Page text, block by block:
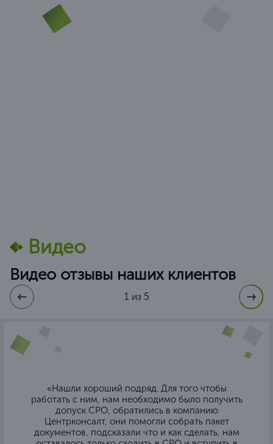
Видео
Видео отзывы наших клиентов
1 из 5
«Нашли хороший подряд. Для того чтобы
работать с ним, нам необходимо было получить
допуск СРО, обратились в компанию
Центрконсалт, они помогли собрать пакет
документов, подсказали что и как сделать, нам